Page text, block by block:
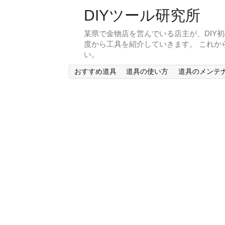
DIYツール研究所
某県で金物店を営んでいる店主が、DIY
度から工具を紹介していきます。 これ
い。
おすすめ道具 道具の使い方 道具のメンテ